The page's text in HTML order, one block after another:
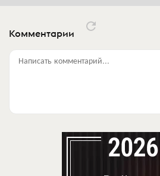
Комментарии
Написать комментарий...